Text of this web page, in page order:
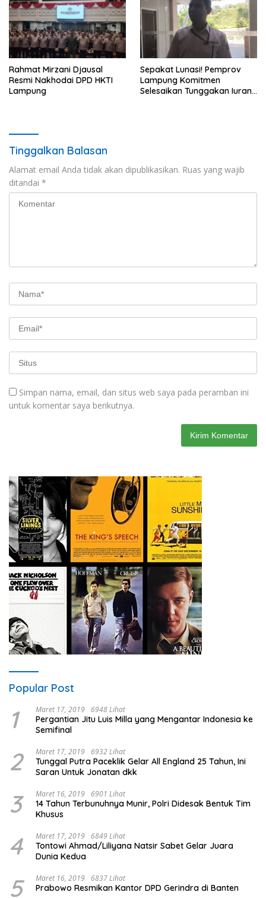
Rahmat Mirzani Djausal
Resmi Nakhodai DPD HKTI
Lampung
Sepakat Lunasi! Pemprov
Lampung Komitmen
Selesaikan Tunggakan Iuran
Tinggalkan Balasan
Alamat email Anda tidak akan dipublikasikan. Ruas yang wajib
ditandai *
Simpan nama, email, dan situs web saya pada peramban ini
untuk komentar saya berikutnya.
Popular Post
1 Maret 17, 2019 6948 Lihat
Pergantian Jitu Luis Milla yang Mengantar Indonesia ke
Semifinal
2 Maret 17, 2019 6932 Lihat
Tunggal Putra Paceklik Gelar All England 25 Tahun, Ini
Saran Untuk Jonatan dkk
3 Maret 16, 2019 6901 Lihat
14 Tahun Terbunuhnya Munir, Polri Didesak Bentuk Tim
Khusus
4 Maret 17, 2019 6849 Lihat
Tontowi Ahmad/Liliyana Natsir Sabet Gelar Juara
Dunia Kedua
5 Maret 16, 2019 6837 Lihat
Prabowo Resmikan Kantor DPD Gerindra di Banten